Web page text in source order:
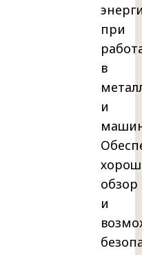
при
в
и
обзор
и